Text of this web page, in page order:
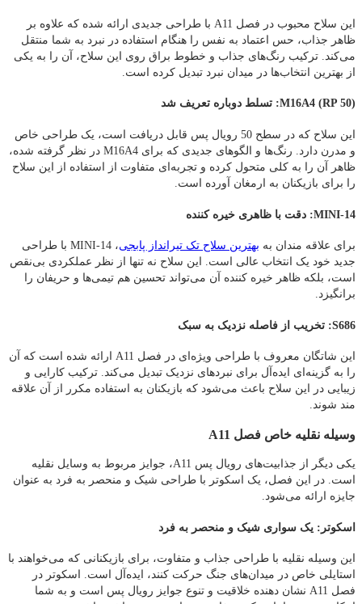
این سلاح محبوب در فصل A11 با طراحی جدیدی ارائه شده که علاوه بر
ظاهر جذاب، حس اعتماد به‌ نفس را هنگام استفاده در نبرد به شما منتقل
می‌کند. ترکیب رنگ‌های جذاب و خطوط براق روی این سلاح، آن را به یکی
از بهترین انتخاب‌ها در میدان نبرد تبدیل کرده است.
M16A4 (RP 50): تسلط دوباره تعریف شد
این سلاح که در سطح 50 رویال پس قابل دریافت است، یک طراحی خاص
و مدرن دارد. رنگ‌ها و الگوهای جدیدی که برای M16A4 در نظر گرفته شده،
ظاهر آن را به‌ کلی متحول کرده و تجربه‌ای متفاوت از استفاده از این سلاح
را برای بازیکنان به ارمغان آورده است.
MINI-14: دقت با ظاهری خیره‌ کننده
برای علاقه‌ مندان به بهترین سلاح تک تیرانداز پابجی
، MINI-14 با طراحی
جدید خود یک انتخاب عالی است. این سلاح نه تنها از نظر عملکردی بی‌نقص
است، بلکه ظاهر خیره‌ کننده آن می‌تواند تحسین هم‌ تیمی‌ها و حریفان را
برانگیزد.
S686: تخریب از فاصله نزدیک به سبک
این شاتگان معروف با طراحی ویژه‌ای در فصل A11 ارائه شده است که آن
را به گزینه‌ای ایده‌آل برای نبردهای نزدیک تبدیل می‌کند. ترکیب کارایی و
زیبایی در این سلاح باعث می‌شود که بازیکنان به استفاده مکرر از آن علاقه‌
مند شوند.
وسیله نقلیه خاص فصل A11
یکی دیگر از جذابیت‌های رویال پس A11، جوایز مربوط به وسایل نقلیه
است. در این فصل، یک اسکوتر با طراحی شیک و منحصر به‌ فرد به عنوان
جایزه ارائه می‌شود.
اسکوتر: یک سواری شیک و منحصر به فرد
این وسیله نقلیه با طراحی جذاب و متفاوت، برای بازیکنانی که می‌خواهند با
استایلی خاص در میدان‌های جنگ حرکت کنند، ایده‌آل است. اسکوتر در
فصل A11 نشان‌ دهنده خلاقیت و تنوع جوایز رویال پس است و به شما